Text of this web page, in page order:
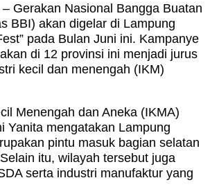
– Gerakan Nasional Bangga Buatan
BBI) akan digelar di Lampung
pada Bulan Juni ini. Kampanye
di 12 provinsi ini menjadi jurus
kecil dan menengah (IKM)
Menengah dan Aneka (IKMA)
Yanita mengatakan Lampung
pintu masuk bagian selatan
itu, wilayah tersebut juga
serta industri manufaktur yang